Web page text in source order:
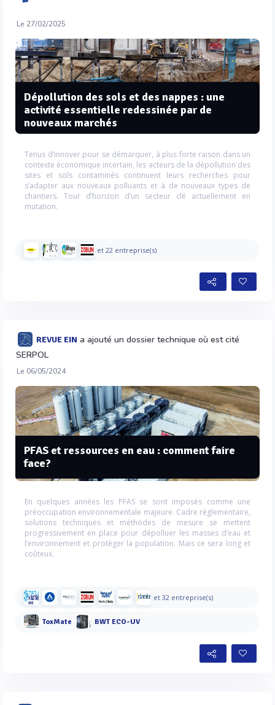
Le 27/02/2025
Dépollution des sols et des nappes : une
activité essentielle redessinée par de
nouveaux marchés
Tenus d’innover pour se démarquer, à plus forte raison dans un
contexte économique incertain, les acteurs de la dépollution des
sites et sols contaminés continuent leurs recherches pour
s’adapter aux nouveaux polluants et à de nouveaux types de
chantiers. Tour d’horizon d’un secteur clé actuellement en
mutation.
et 22 entreprise(s)
REVUE EIN a ajouté un dossier technique où est cité
SERPOL
Le 06/05/2024
PFAS et ressources en eau : comment faire
face?
En quelques années les PFAS se sont imposés comme une
préoccupation environnementale majeure. Cadre réglementaire,
solutions techniques et méthodes de mesure se mettent
progressivement en place pour dépolluer les masses d’eau et
l’environnement et protéger la population. Mais ce sera long et
coûteux.
et 32 entreprise(s)
ToxMate BWT ECO-UV